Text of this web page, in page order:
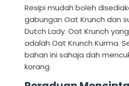
Resipi mudah boleh
gabungan Oat Krunch dan
Dutch Lady. Oat Krunch
adalah Oat Krunch Kurma.
bahan ini sahaja dah
korang.